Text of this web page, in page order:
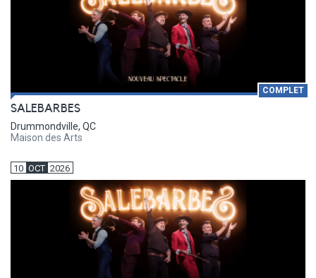
COMPLET
SALEBARBES
Drummondville, QC
Maison des Arts
10 OCT 2026